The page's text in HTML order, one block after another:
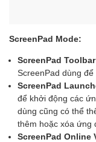
ScreenPad Mode:
ScreenPad Toolbar
ScreenPad dùng
ScreenPad
để khởi động các
dùng cũng có thể
thêm hoặc xóa ứng
ScreenPad Online